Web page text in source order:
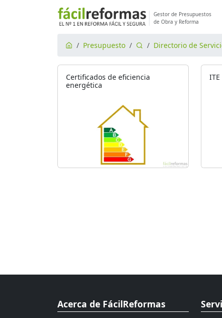
Gestor de Presupuestos
de Obra y Reforma
Presupuesto Directorio de
Certificados de eficiencia
energética
ITE
Acerca de FácilReformas